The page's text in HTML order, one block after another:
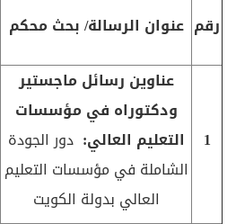
رقم عنوان الرسالة/ بحث محكم
1
عناوين رسائل ماجستير
ودكتوراه في مؤسسات
التعليم العالي: دور الجودة
الشاملة في مؤسسات التعليم
العالي بدولة الكويت